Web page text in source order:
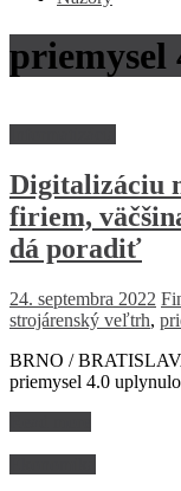
priemysel
Digitalizáciu
firiem,
dá poradiť
24. septembra 2022
strojárenský veľtrh,
BRNO /
priemysel 4.0